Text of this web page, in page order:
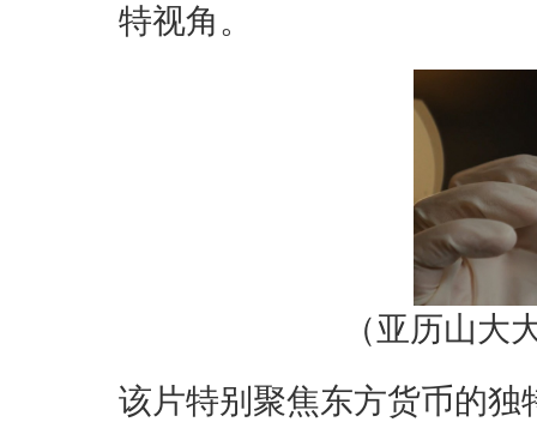
特视角。
（亚历山大
该片特别聚焦东方货币的